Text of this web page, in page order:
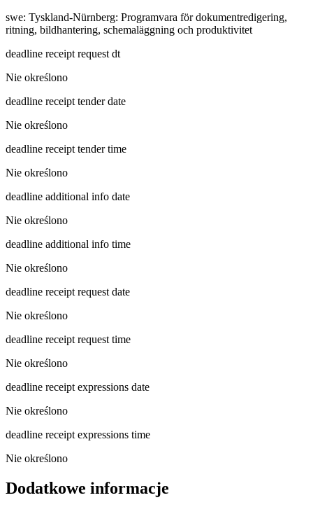
swe: Tyskland-Nürnberg: Programvara för dokumentredigering,
ritning, bildhantering, schemaläggning och produktivitet
deadline receipt request dt
Nie określono
deadline receipt tender date
Nie określono
deadline receipt tender time
Nie określono
deadline additional info date
Nie określono
deadline additional info time
Nie określono
deadline receipt request date
Nie określono
deadline receipt request time
Nie określono
deadline receipt expressions date
Nie określono
deadline receipt expressions time
Nie określono
Dodatkowe informacje